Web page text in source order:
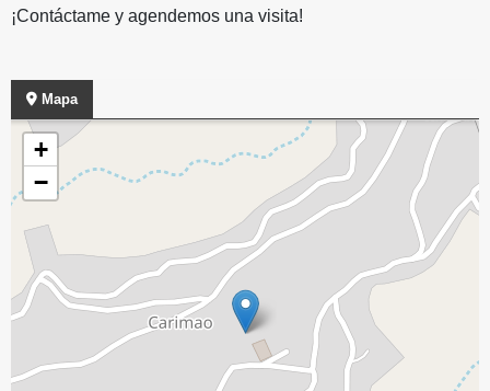
¡Contáctame y agendemos una visita!
Mapa
+
−